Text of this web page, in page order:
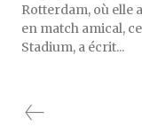
Rotterdam, où elle
en match amical,
Stadium, a écrit...